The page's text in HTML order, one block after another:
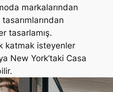
markalarından
tasarlamış.
katmak isteyenler
New York’taki Casa